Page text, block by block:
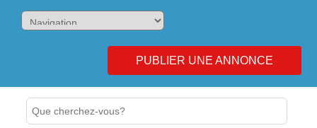
PUBLIER UNE ANNONCE